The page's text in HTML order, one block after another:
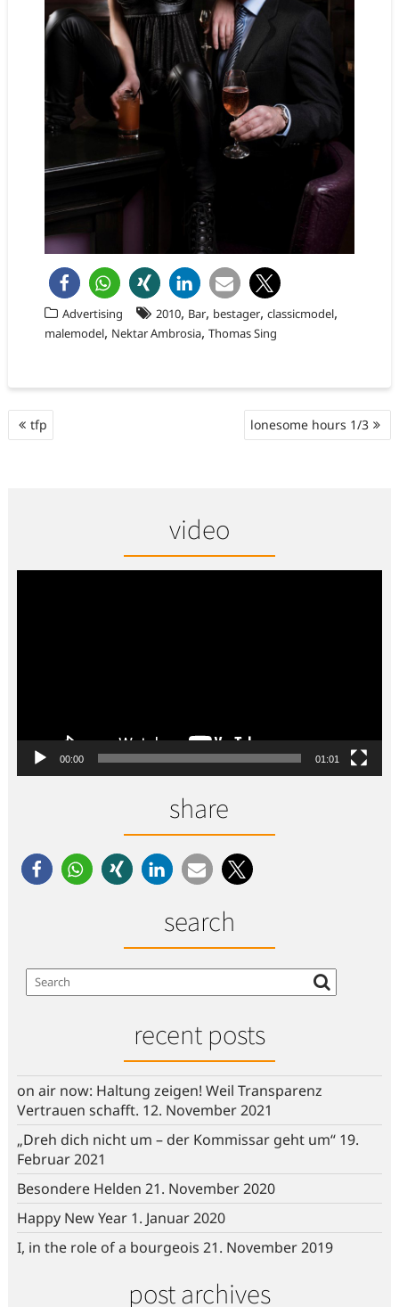
Advertising 2010, Bar, bestager, classicmodel,
malemodel, Nektar Ambrosia, Thomas Sing
Beitragsnavigation
tfp lonesome hours 1/3
video
00:00 01:01
share
search
recent posts
on air now: Haltung zeigen! Weil Transparenz
Vertrauen schafft. 12. November 2021
„Dreh dich nicht um – der Kommissar geht um“ 19.
Februar 2021
Besondere Helden 21. November 2020
Happy New Year 1. Januar 2020
I, in the role of a bourgeois 21. November 2019
post archives